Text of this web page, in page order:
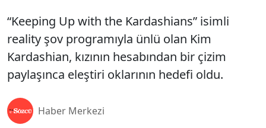
“Keeping Up with the Kardashians” isimli
reality şov programıyla ünlü olan Kim
Kardashian, kızının hesabından bir çizim
paylaşınca eleştiri oklarının hedefi oldu.
Haber Merkezi